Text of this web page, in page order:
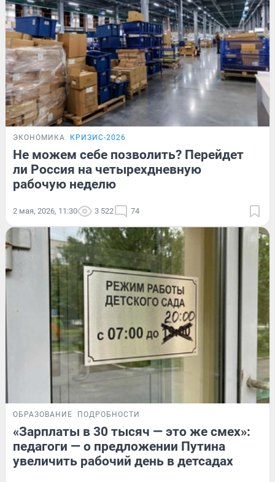
ЭКОНОМИКА КРИЗИС-2026
Не можем себе позволить? Перейдет
ли Россия на четырехдневную
рабочую неделю
2 мая, 2026, 11:30 3 522 74
ОБРАЗОВАНИЕ ПОДРОБНОСТИ
«Зарплаты в 30 тысяч — это же смех»:
педагоги — о предложении Путина
увеличить рабочий день в детсадах